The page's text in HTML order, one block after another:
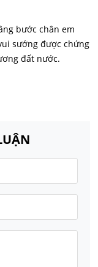
bước chân em
sướng được chứng
đất nước.